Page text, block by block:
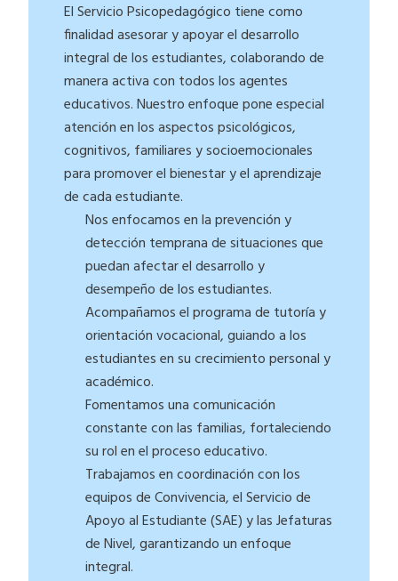
El Servicio Psicopedagógico tiene como
finalidad asesorar y apoyar el desarrollo
integral de los estudiantes, colaborando de
manera activa con todos los agentes
educativos. Nuestro enfoque pone especial
atención en los aspectos psicológicos,
cognitivos, familiares y socioemocionales
para promover el bienestar y el aprendizaje
de cada estudiante.
Nos enfocamos en la prevención y
detección temprana de situaciones que
puedan afectar el desarrollo y
desempeño de los estudiantes.
Acompañamos el programa de tutoría y
orientación vocacional, guiando a los
estudiantes en su crecimiento personal y
académico.
Fomentamos una comunicación
constante con las familias, fortaleciendo
su rol en el proceso educativo.
Trabajamos en coordinación con los
equipos de Convivencia, el Servicio de
Apoyo al Estudiante (SAE) y las Jefaturas
de Nivel, garantizando un enfoque
integral.